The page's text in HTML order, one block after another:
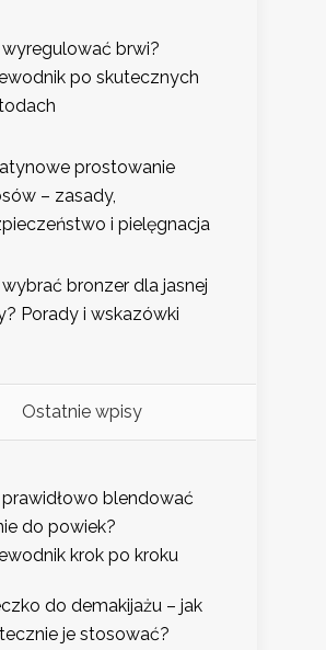
wyregulować brwi?
po skutecznych
prostowanie
– zasady,
i pielęgnacja
wybrać bronzer dla jasnej
Porady i wskazówki
Ostatnie wpisy
prawidłowo blendować
do powiek?
krok po kroku
do demakijażu – jak
je stosować?